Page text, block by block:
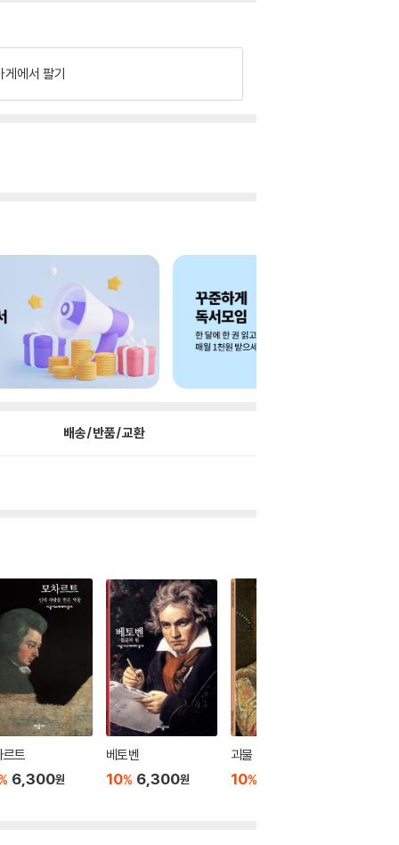
게에서 팔기
배송/반품/교환
르트
6,300원
베토벤
10% 6,300원
괴물
10%